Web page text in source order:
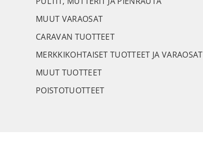
MUUT VARAOSAT
CARAVAN TUOTTEET
MERKKIKOHTAISET TUOTTEET JA VARAOSAT
MUUT TUOTTEET
POISTOTUOTTEET